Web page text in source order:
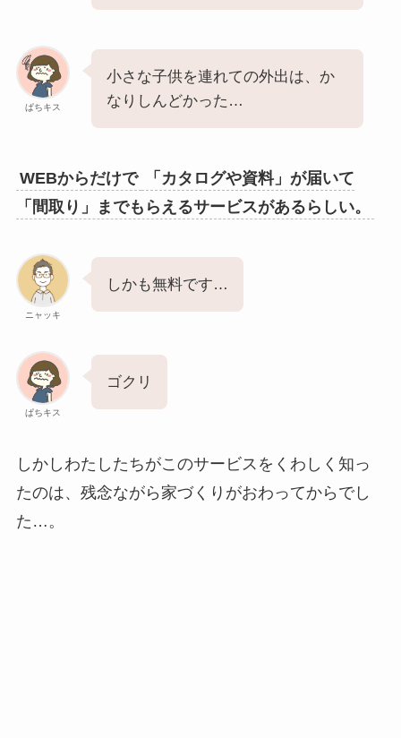
ぱちキス
小さな子供を連れての外出は、か
なりしんどかった…
WEBからだけで
「カタログや資料」が届いて
「間取り」までもらえるサービスがあるらしい。
ニャッキ
しかも無料です…
ぱちキス
ゴクリ
しかしわたしたちがこのサービスをくわしく知っ
たのは、残念ながら家づくりがおわってからでし
た…。